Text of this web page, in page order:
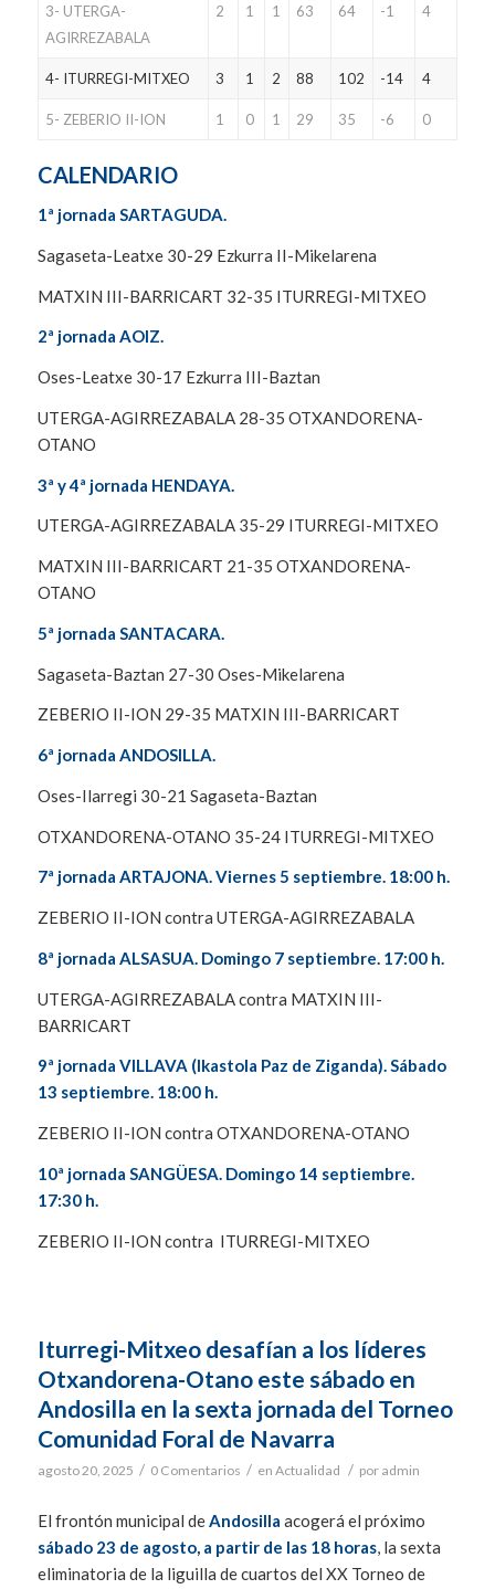
3- UTERGA-
AGIRREZABALA
2 1 1 63 64 -1 4
4- ITURREGI-MITXEO 3 1 2 88 102 -14 4
5- ZEBERIO II-ION 1 0 1 29 35 -6 0
CALENDARIO
1ª jornada SARTAGUDA.
Sagaseta-Leatxe 30-29 Ezkurra II-Mikelarena
MATXIN III-BARRICART 32-35 ITURREGI-MITXEO
2ª jornada AOIZ.
Oses-Leatxe 30-17 Ezkurra III-Baztan
UTERGA-AGIRREZABALA 28-35 OTXANDORENA-
OTANO
3ª y 4ª jornada HENDAYA.
UTERGA-AGIRREZABALA 35-29 ITURREGI-MITXEO
MATXIN III-BARRICART 21-35 OTXANDORENA-
OTANO
5ª jornada SANTACARA.
Sagaseta-Baztan 27-30 Oses-Mikelarena
ZEBERIO II-ION 29-35 MATXIN III-BARRICART
6ª jornada ANDOSILLA.
Oses-Ilarregi 30-21 Sagaseta-Baztan
OTXANDORENA-OTANO 35-24 ITURREGI-MITXEO
7ª jornada ARTAJONA. Viernes 5 septiembre. 18:00 h.
ZEBERIO II-ION contra UTERGA-AGIRREZABALA
8ª jornada ALSASUA. Domingo 7 septiembre. 17:00 h.
UTERGA-AGIRREZABALA contra MATXIN III-
BARRICART
9ª jornada VILLAVA (Ikastola Paz de Ziganda). Sábado
13 septiembre. 18:00 h.
ZEBERIO II-ION contra OTXANDORENA-OTANO
10ª jornada SANGÜESA. Domingo 14 septiembre.
17:30 h.
ZEBERIO II-ION contra ITURREGI-MITXEO
Iturregi-Mitxeo desafían a los líderes
Otxandorena-Otano este sábado en
Andosilla en la sexta jornada del Torneo
Comunidad Foral de Navarra
agosto 20, 2025 / 0 Comentarios / en Actualidad / por admin
El frontón municipal deAndosilla acogerá el próximo
sábado 23 de agosto, a partir de las 18 horas, la sexta
eliminatoria de la liguilla de cuartos del XX Torneo de